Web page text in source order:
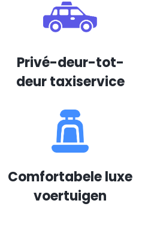
Privé-deur-tot-
deur taxiservice
Comfortabele luxe
voertuigen